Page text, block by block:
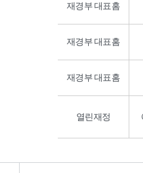
재경부 대표홈
재경부 대표홈
재경부 대표홈
열린재정